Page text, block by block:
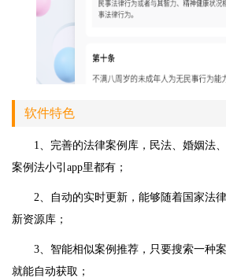
软件特色
1、完善的法律案例库，民法、婚姻法
案例法小引app里都有；
2、自动的实时更新，能够随着国家法
新资源库；
3、智能相似案例推荐，只要搜索一种
就能自动获取；